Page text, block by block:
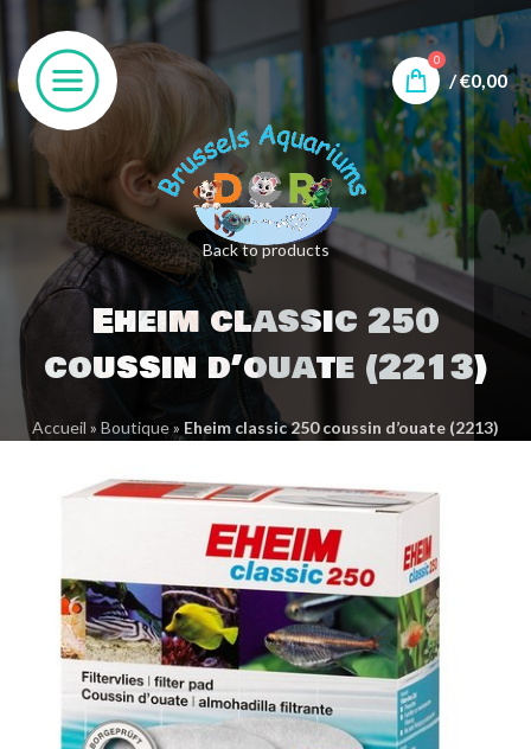
0
/€0,00
Back to products
Eheim classic 250
coussin d’ouate (2213)
Accueil » Boutique» Eheim classic 250 coussin d’ouate (2213)